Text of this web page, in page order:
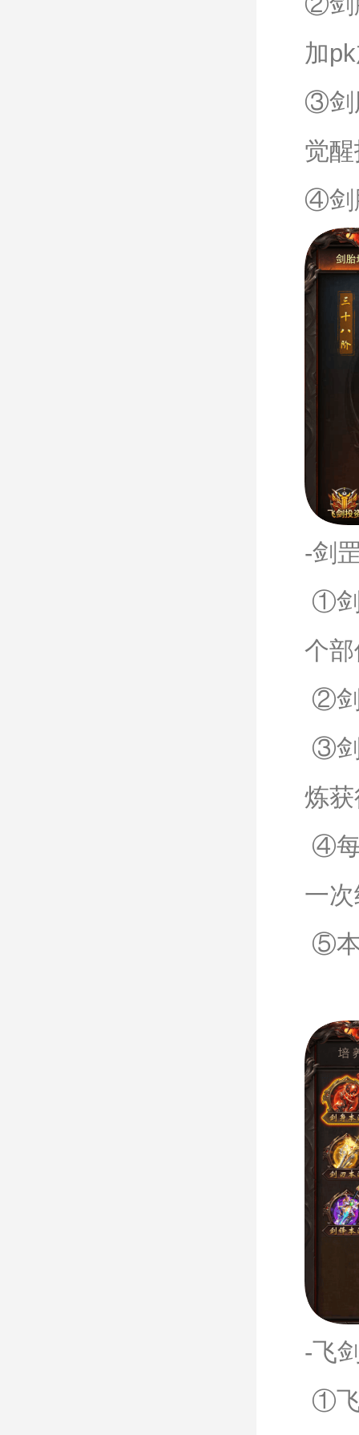
加
③剑
觉
④剑
-剑
①剑
个
②剑
③剑
炼
④每
一
⑤本
-飞
①飞